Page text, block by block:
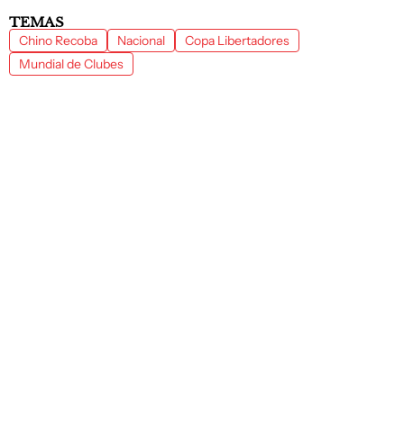
TEMAS
Chino Recoba Nacional
Copa Libertadores
Mundial de Clubes